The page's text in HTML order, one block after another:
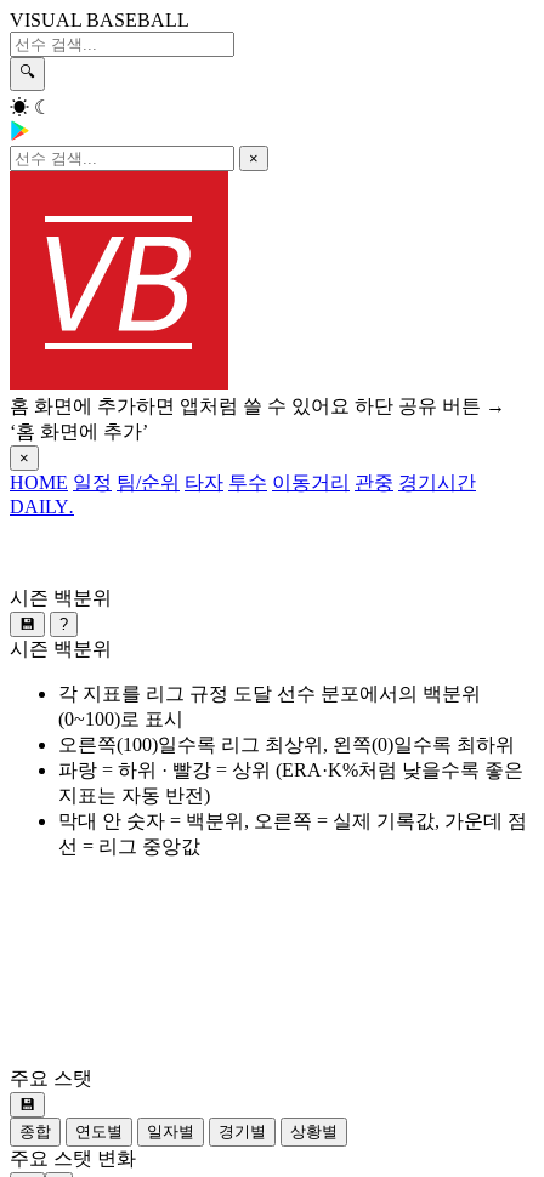
VISUAL BASEBALL
🔍
☀ ☾
×
홈 화면에 추가하면 앱처럼 쓸 수 있어요 하단 공유 버튼 →
‘홈 화면에 추가’
×
HOME 일정 팀/순위 타자 투수 이동거리 관중 경기시간
DAILY.
시즌 백분위
💾 ?
시즌 백분위
각 지표를 리그 규정 도달 선수 분포에서의 백분위
(0~100)로 표시
오른쪽(100)일수록 리그 최상위, 왼쪽(0)일수록 최하위
파랑 = 하위 · 빨강 = 상위 (ERA·K%처럼 낮을수록 좋은
지표는 자동 반전)
막대 안 숫자 = 백분위, 오른쪽 = 실제 기록값, 가운데 점
선 = 리그 중앙값
주요 스탯
💾
종합
연도별 일자별 경기별 상황별
주요 스탯 변화